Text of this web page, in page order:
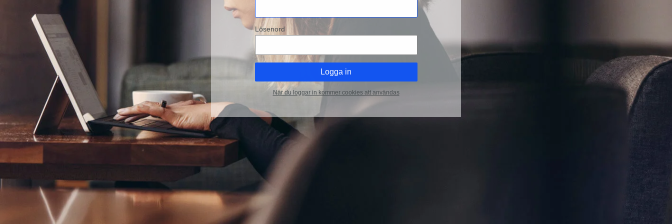
Lösenord
När du loggar in kommer cookies att användas